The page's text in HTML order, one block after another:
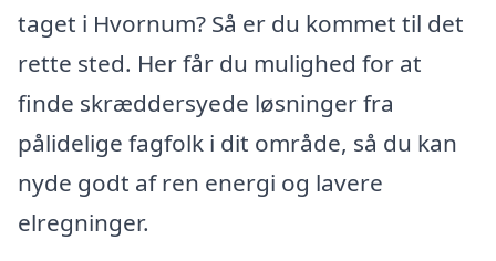
taget i Hvornum? Så er du kommet til det
rette sted. Her får du mulighed for at
finde skræddersyede løsninger fra
pålidelige fagfolk i dit område, så du kan
nyde godt af ren energi og lavere
elregninger.